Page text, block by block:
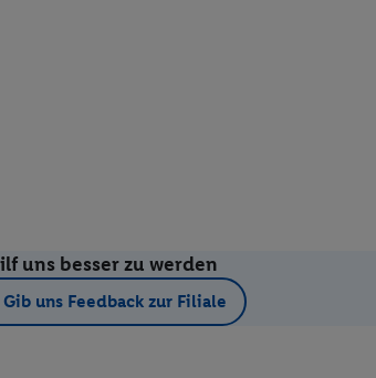
uns besser zu werden
Gib uns Feedback zur Filiale